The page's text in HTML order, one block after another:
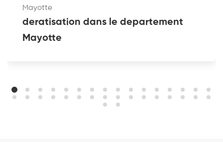
Mayotte
deratisation dans le departement
Mayotte